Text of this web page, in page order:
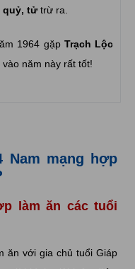
quỷ, tử trừ ra.
1964 gặp Trạch Lộc
năm này rất tốt!
Nam mạng hợp
làm ăn các tuổi
ăn với gia chủ tuổi Giáp